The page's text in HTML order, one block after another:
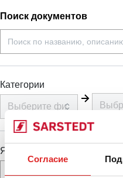
Согласие
Поиск документов
Категории
Языки